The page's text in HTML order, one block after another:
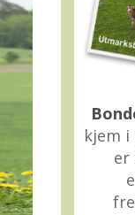
kjem i
er